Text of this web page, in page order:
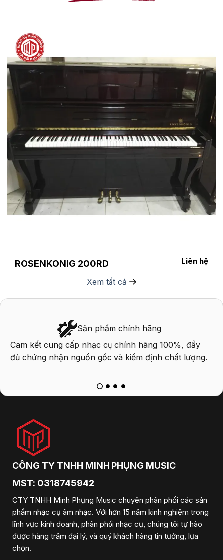
ROSENKONIG 200RD Liên hệ
Xem tất cả
Sản phẩm chính hãng
Cam kết cung cấp nhạc cụ chính hãng 100%, đầy
đủ chứng nhận nguồn gốc và kiểm định chất lượng.
CÔNG TY TNHH MINH PHỤNG MUSIC
MST: 0318745942
CTY TNHH Minh Phụng Music chuyên phân phối các sản
phẩm nhạc cụ âm nhạc. Với hơn 15 năm kinh nghiệm trong
lĩnh vực kinh doanh, phân phối nhạc cụ, chúng tôi tự hào
được hàng trăm đại lý, và quý khách hàng tin tưởng, lựa
chọn.